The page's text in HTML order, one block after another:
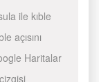
ile kıble
açısını
Haritalar